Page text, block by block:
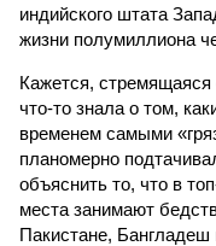
индийского штата
жизни полумиллиона
Кажется, стремящаяся
что-то знала о том,
временем самыми
планомерно
объяснить то, что в
места занимают
Пакистане, Бангладеш